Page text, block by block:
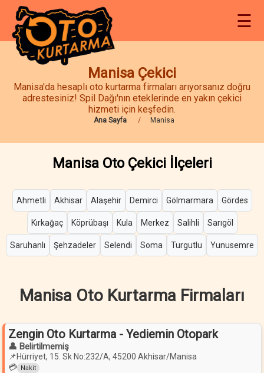
☰
Manisa Çekici
Manisa'da hesaplı oto kurtarma firmaları arıyorsanız doğru
adrestesiniz! Spil Dağı'nın eteklerinde en yakın çekici
hizmeti için keşfedin.
Ana Sayfa Manisa
Manisa Oto Çekici İlçeleri
Ahmetli Akhisar Alaşehir Demirci Gölmarmara Gördes
Kırkağaç Köprübaşı Kula Merkez Salihli Sarıgöl
Saruhanlı Şehzadeler Selendi Soma Turgutlu Yunusemre
Manisa Oto Kurtarma Firmaları
Zengin Oto Kurtarma - Yediemin Otopark
👤 Belirtilmemiş
📌Hürriyet, 15. Sk No:232/A, 45200 Akhisar/Manisa
💳 Nakit